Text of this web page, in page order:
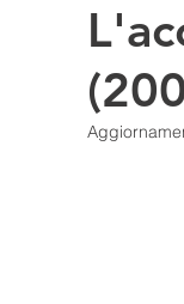
PERCORSI